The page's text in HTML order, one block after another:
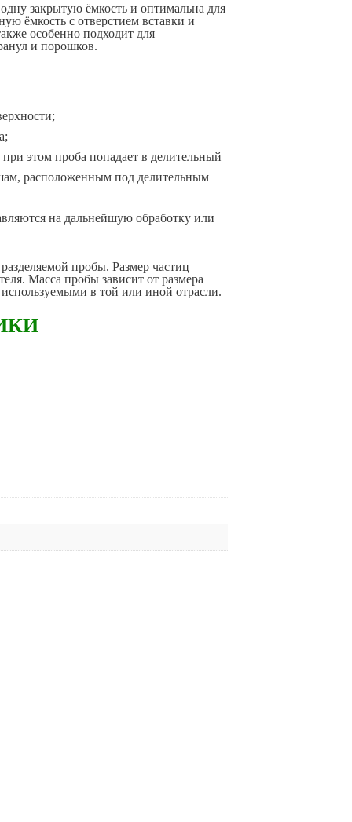
закрытую ёмкость и оптимальна для
ёмкость с отверстием вставки и
особенно подходит для
и порошков.
этом проба попадает в делительный
расположенным под делительным
на дальнейшую обработку или
пробы. Размер частиц
Масса пробы зависит от размера
в той или иной отрасли.